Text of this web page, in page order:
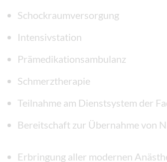
Schockraumversorgung
Intensivstation
Prämedikationsambulanz
Schmerztherapie
Teilnahme am Dienstsystem der
Bereitschaft zur Übernahme von
Erbringung aller modernen